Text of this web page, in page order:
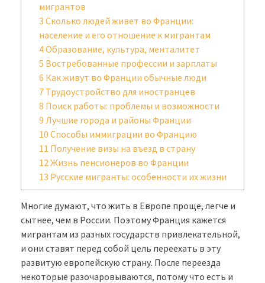
мигрантов
3 Сколько людей живет во Франции:
население и его отношение к мигрантам
4Образование, культура, менталитет
5 Востребованные профессии и зарплаты
6 Как живут во Франции обычные люди
7 Трудоустройство для иностранцев
8 Поиск работы: проблемы и возможности
9 Лучшие города и районы Франции
10 Способы иммиграции во Францию
11 Получение визы на въезд в страну
12Жизнь пенсионеров во Франции
13 Русские мигранты: особенности их жизни
Многие думают, что жить в Европе проще, легче и
сытнее, чем в России. Поэтому Франция кажется
мигрантам из разных государств привлекательной,
и они ставят перед собой цель переехать в эту
развитую европейскую страну. После переезда
некоторые разочаровываются, потому что есть и